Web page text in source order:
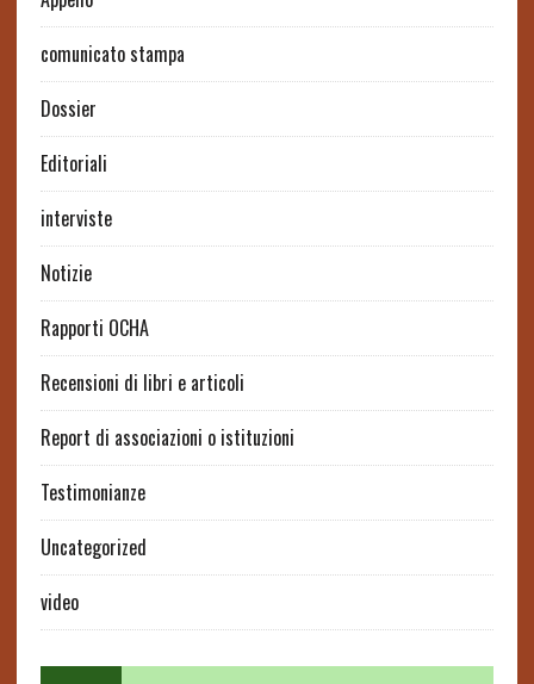
comunicato stampa
Dossier
Editoriali
interviste
Notizie
Rapporti OCHA
Recensioni di libri e articoli
Report di associazioni o istituzioni
Testimonianze
Uncategorized
video